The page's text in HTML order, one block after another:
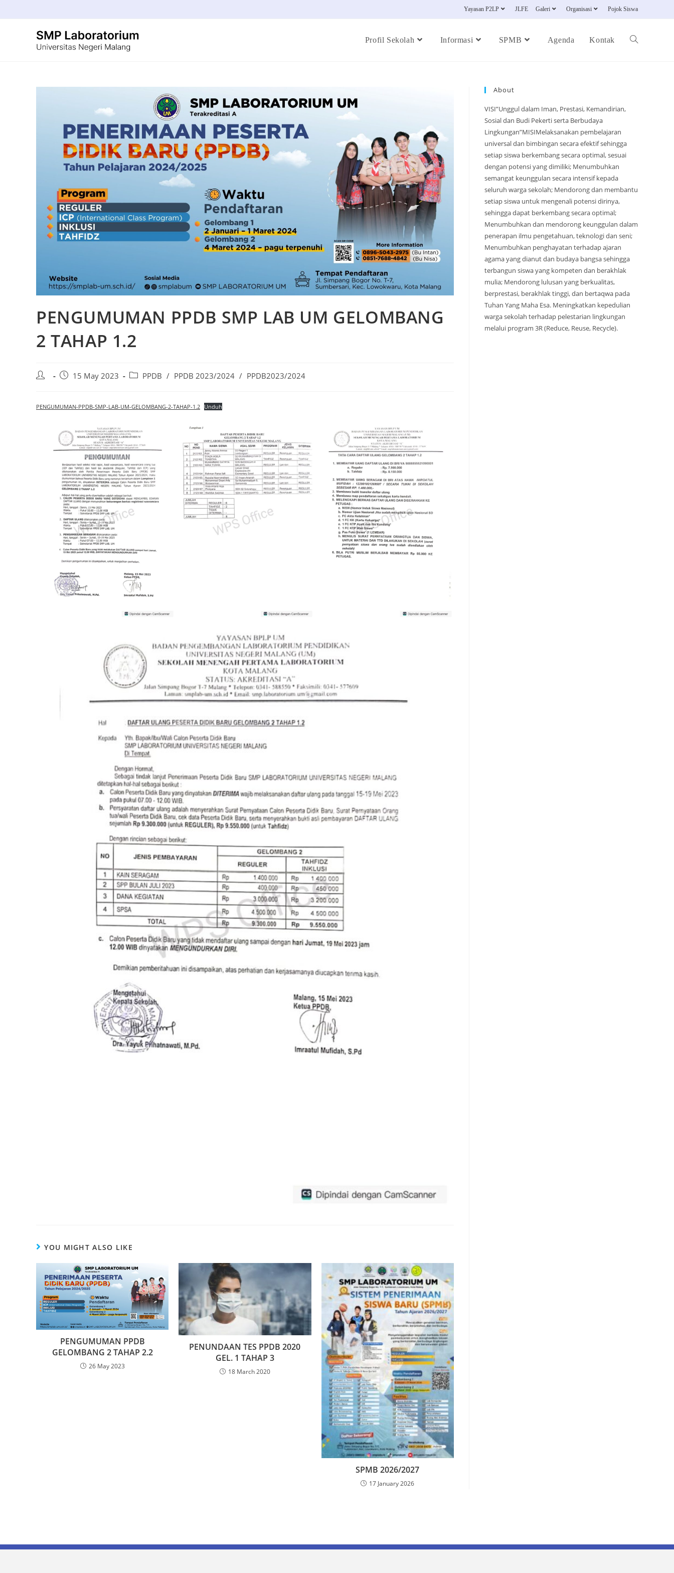
Yayasan P2LP JLFE Galeri Organisasi Pojok Siswa
Profil Sekolah Informasi SPMB Agenda Kontak
PENGUMUMAN PPDB SMP LAB UM GELOMBANG
2 TAHAP 1.2
15 May 2023 PPDB / PPDB 2023/2024 / PPDB2023/2024
PENGUMUMAN-PPDB-SMP-LAB-UM-GELOMBANG-2-TAHAP-1.2 Unduh
YOU MIGHT ALSO LIKE
PENGUMUMAN PPDB
GELOMBANG 2 TAHAP 2.2
26 May 2023
PENUNDAAN TES PPDB 2020
GEL. 1 TAHAP 3
18 March 2020
SPMB 2026/2027
17 January 2026
About
VISI”Unggul dalam Iman, Prestasi, Kemandirian,
Sosial dan Budi Pekerti serta Berbudaya
Lingkungan”MISIMelaksanakan pembelajaran
universal dan bimbingan secara efektif sehingga
setiap siswa berkembang secara optimal, sesuai
dengan potensi yang dimiliki; Menumbuhkan
semangat keunggulan secara intensif kepada
seluruh warga sekolah; Mendorong dan membantu
setiap siswa untuk mengenali potensi dirinya,
sehingga dapat berkembang secara optimal;
Menumbuhkan dan mendorong keunggulan dalam
penerapan ilmu pengetahuan, teknologi dan seni;
Menumbuhkan penghayatan terhadap ajaran
agama yang dianut dan budaya bangsa sehingga
terbangun siswa yang kompeten dan berakhlak
mulia; Mendorong lulusan yang berkualitas,
berprestasi, berakhlak tinggi, dan bertaqwa pada
Tuhan Yang Maha Esa. Meningkatkan kepedulian
warga sekolah terhadap pelestarian lingkungan
melalui program 3R (Reduce, Reuse, Recycle).